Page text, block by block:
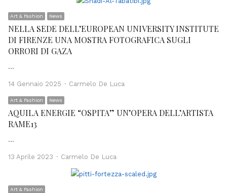
Art & Fashion News
NELLA SEDE DELL’EUROPEAN UNIVERSITY INSTITUTE
DI FIRENZE UNA MOSTRA FOTOGRAFICA SUGLI
ORRORI DI GAZA
…
14 Gennaio 2025 Author
Carmelo De Luca
Art & Fashion News
AQUILA ENERGIE “OSPITA” UN’OPERA DELL’ARTISTA
RAME13
…
13 Aprile 2023 Author
Carmelo De Luca
Art & Fashion